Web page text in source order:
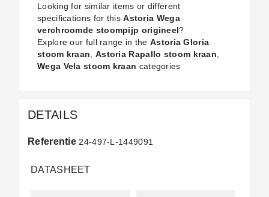
Looking for similar items or different
specifications for thisAstoria Wega
verchroomde stoompijp origineel?
Explore our full range in the Astoria Gloria
stoom kraan
Astoria Rapallo stoom kraan
Wega Vela stoom kraan categories
DETAILS
Referentie 24-497-L-1449091
DATASHEET